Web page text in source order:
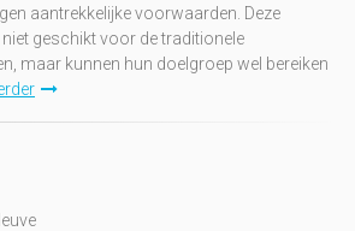
aantrekkelijke voorwaarden. Deze
geschikt voor de traditionele
maar kunnen hun doelgroep wel bereiken